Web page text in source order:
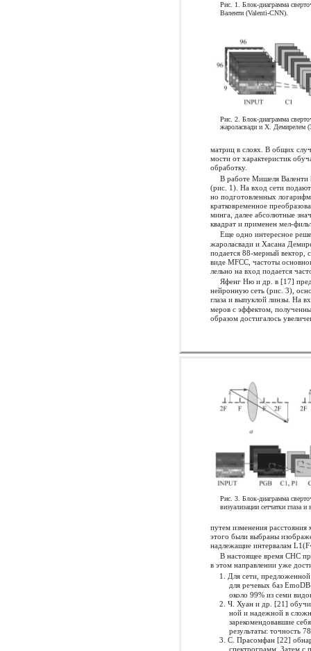
Рис. 1. Блок-диаграмма
Валенти (Valenti-CNN).
Рис. 2. Блок-диаграмма
жароласвади и Х. Демирелем
матриц в слоях. В общих
мости от характеристик
обработку.
В работе Мишеля Валенти
(рис. 1). На вход сети
но подготовленных
кратковременное
минга, далее абсолютные
квадрат и применен мел-
Еще одно интересное
жароласвади и Хасана
подается 88-мерный вектор,
виде MFCC, частоты
лельно на вход подается
Яфенг Ню и др. в [17]
нейронную сеть (рис. 3),
глаза и выпуклой линзы. На
меров с эффектом,
образом достигалось
Рис. 3. Блок-диаграмма
визуализации сетчатки глаза
путем изменения
этого были выбраны
надлежащие интервалам L1(F
В настоящее время СНС
в этом направлении уже
1. Для сети,
для речевых баз
около 99% из семи
2. Ч. Хуан и др. [21]
ной и надежной в
зарекомендовавшие
результаты: точность
3. С. Прасомфан [22]
спектрограмм. Затем с